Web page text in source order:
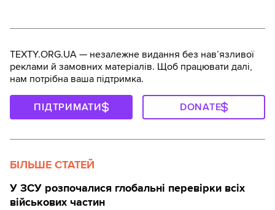
TEXTY.ORG.UA — незалежне видання без навʼязливої
реклами й замовних матеріалів. Щоб працювати далі,
нам потрібна ваша підтримка.
ПІДТРИМАТИ DONATE
БІЛЬШЕ СТАТЕЙ
У ЗСУ розпочалися глобальні перевірки всіх
військових частин